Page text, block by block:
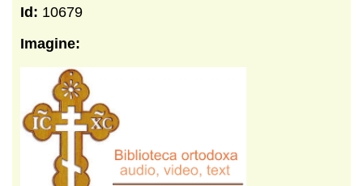
Id: 10679
Imagine: